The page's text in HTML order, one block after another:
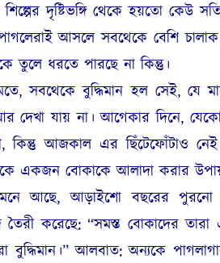
দৃষ্টিভঙ্গি থেকে হয়তো কেউ
আসলে সবথেকে বেশি
তুলে ধরতে পারছে না কিন্তু।
সবথেকে বুদ্ধিমান হল সেই, যে
যায় না। আগেকার দিনে,
কিন্তু আজকাল এর ছিঁটেফোঁটাও
একজন বোকাকে আলাদা করার
আছে, আড়াইশো বছরের পুরনো
তৈরী করেছে: “সমস্ত বোকাদের
বুদ্ধিমান।” আলবাত: অন্যকে